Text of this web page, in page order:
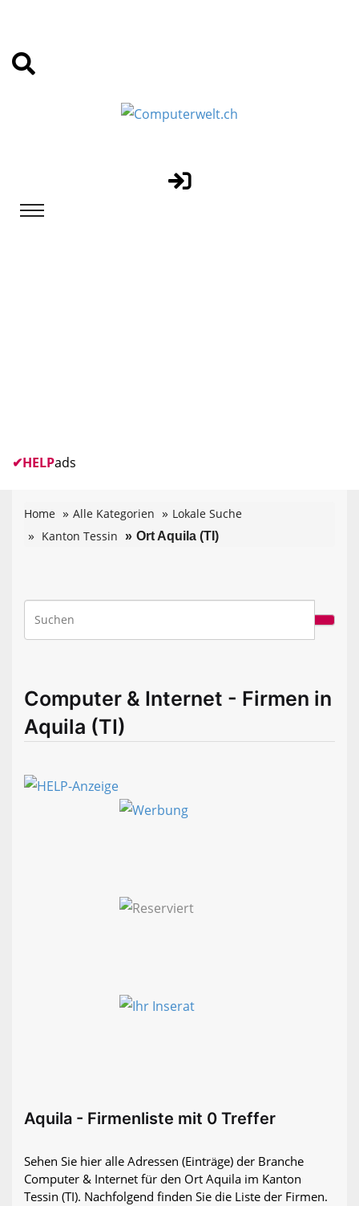
✔HELPads
Home Alle Kategorien
Lokale Suche
Kanton Tessin
Ort Aquila (TI)
Computer & Internet - Firmen in
Aquila (TI)
Aquila - Firmenliste mit 0 Treffer
Sehen Sie hier alle Adressen (Einträge) der Branche
Computer & Internet für den Ort Aquila im Kanton
Tessin (TI). Nachfolgend finden Sie die Liste der Firmen.